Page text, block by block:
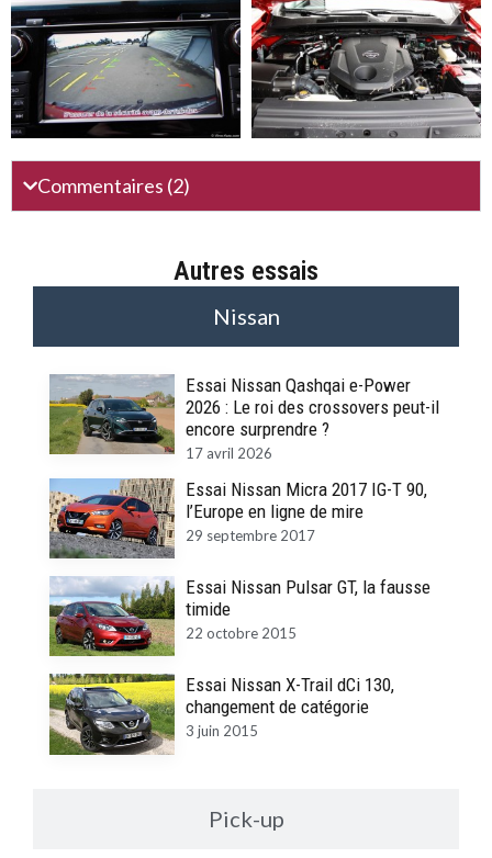
Commentaires (2)
Autres essais
Nissan
Pick-up
Essai Nissan Qashqai e-Power
2026 : Le roi des crossovers peut-il
encore surprendre ?
17 avril 2026
Essai Nissan Micra 2017 IG-T 90,
l’Europe en ligne de mire
29 septembre 2017
Essai Nissan Pulsar GT, la fausse
timide
22 octobre 2015
Essai Nissan X-Trail dCi 130,
changement de catégorie
3 juin 2015